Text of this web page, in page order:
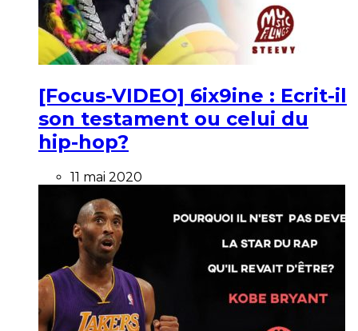
[Focus-VIDEO] 6ix9ine : Ecrit-il
son testament ou celui du
hip-hop?
11 mai 2020